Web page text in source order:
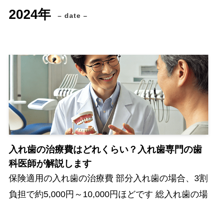
2024年 – date –
入れ歯の治療費はどれくらい？入れ歯専門の歯
科医師が解説します
保険適用の入れ歯の治療費 部分入れ歯の場合、3割
負担で約5,000円～10,000円ほどです 総入れ歯の場